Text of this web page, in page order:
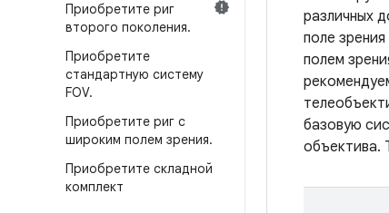
Приобретите риг
второго поколения.
Приобретите
стандартную систему
FOV.
Приобретите риг с
широким полем зрения.
Приобретите складной
комплект
различных
поле
полем
базовую
объектива.